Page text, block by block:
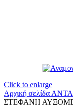
Click to enlarge
Αρχική σελίδα
ΣΤΕΦΑΝΗ